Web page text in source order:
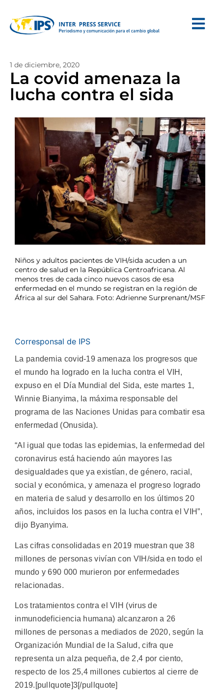
1 de diciembre, 2020
La covid amenaza la
lucha contra el sida
Niños y adultos pacientes de VIH/sida acuden a un
centro de salud en la República Centroafricana. Al
menos tres de cada cinco nuevos casos de esa
enfermedad en el mundo se registran en la región de
África al sur del Sahara. Foto: Adrienne Surprenant/MSF
Corresponsal de IPS
La pandemia covid-19 amenaza los progresos que
el mundo ha logrado en la lucha contra el VIH,
expuso en el Día Mundial del Sida, este martes 1,
Winnie Bianyima, la máxima responsable del
programa de las Naciones Unidas para combatir esa
enfermedad (Onusida).
“Al igual que todas las epidemias, la enfermedad del
coronavirus está haciendo aún mayores las
desigualdades que ya existían, de género, racial,
social y económica, y amenaza el progreso logrado
en materia de salud y desarrollo en los últimos 20
años, incluidos los pasos en la lucha contra el VIH”,
dijo Byanyima.
Las cifras consolidadas en 2019 muestran que 38
millones de personas vivían con VIH/sida en todo el
mundo y 690 000 murieron por enfermedades
relacionadas.
Los tratamientos contra el VIH (virus de
inmunodeficiencia humana) alcanzaron a 26
millones de personas a mediados de 2020, según la
Organización Mundial de la Salud, cifra que
representa un alza pequeña, de 2,4 por ciento,
respecto de los 25,4 millones cubiertos al cierre de
2019.[pullquote]3[/pullquote]